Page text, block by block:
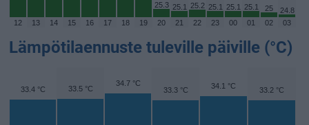
25.3 25.1 25.2 25.1 25.1 25.1 25
24.8
12
13 14 15 16 17 18 19 20 21 22 23 00 01 02 03
Lämpötilaennuste tuleville päiville (°C)
33.4 °C 33.5 °C
34.7 °C
33.3 °C 34.1 °C 33.2 °C